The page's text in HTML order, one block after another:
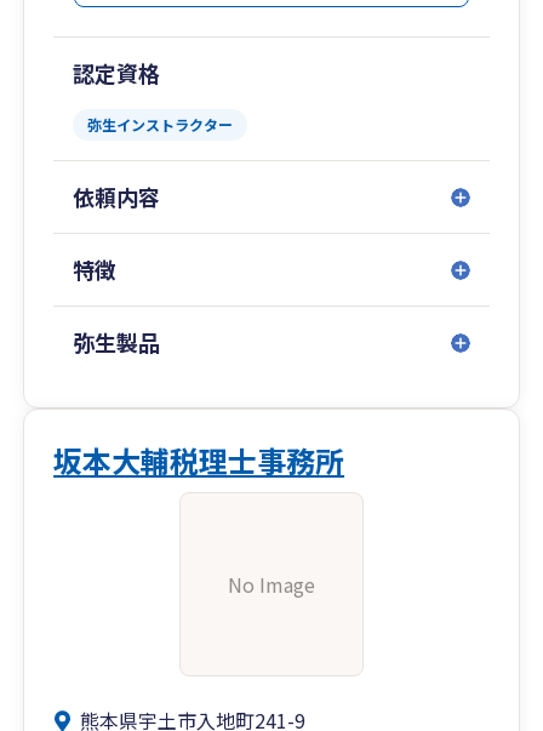
認定資格
弥生インストラクター
依頼内容
特徴
弥生製品
坂本大輔税理士事務所
No Image
熊本県宇土市入地町241-9